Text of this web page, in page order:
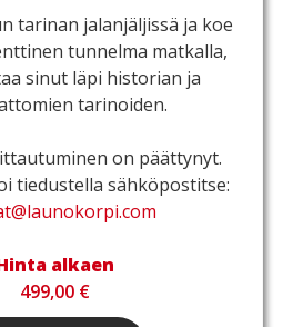
tarinan jalanjäljissä ja koe
tunnelma matkalla,
sinut läpi historian ja
tarinoiden.
on päättynyt.
tiedustella sähköpostitse:
alkaen
499,00 €